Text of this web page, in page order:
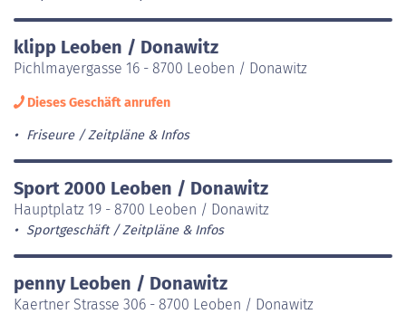
klipp Leoben / Donawitz
Pichlmayergasse 16 - 8700 Leoben / Donawitz
Dieses Geschäft anrufen
Friseure Zeitpläne & Infos
Sport 2000 Leoben / Donawitz
Hauptplatz 19 - 8700 Leoben / Donawitz
Sportgeschäft Zeitpläne & Infos
penny Leoben / Donawitz
Kaertner Strasse 306 - 8700 Leoben / Donawitz